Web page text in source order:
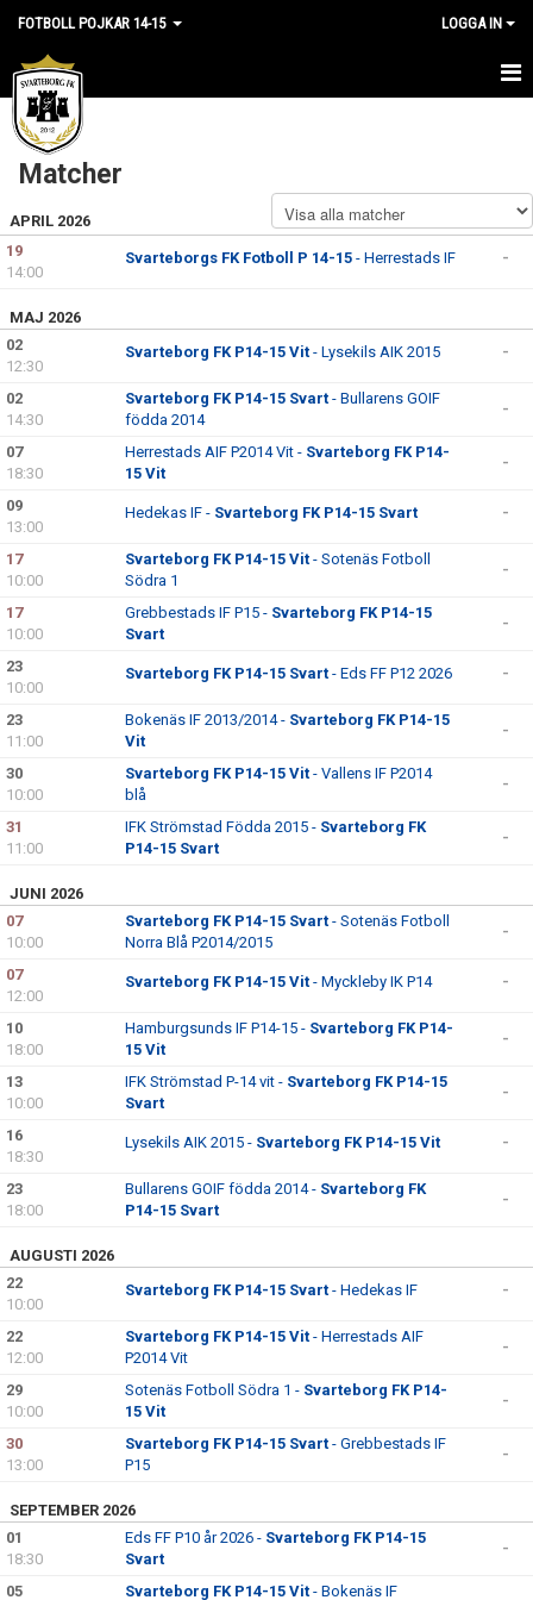
FOTBOLL POJKAR 14-15 LOGGA IN
HEM
NYHETER
KALENDER
MATCHER
TRUPPEN
BILDGALLERI
DOKUMENT
KONTAKT
Matcher
APRIL 2026
19
14:00
Svarteborgs FK Fotboll P 14-15 - Herrestads IF -
MAJ 2026
02
12:30
Svarteborg FK P14-15 Vit - Lysekils AIK 2015 -
02
14:30
Svarteborg FK P14-15 Svart - Bullarens GOIF
födda 2014
-
07
18:30
Herrestads AIF P2014 Vit - Svarteborg FK P14-
15 Vit
-
09
13:00
Hedekas IF - Svarteborg FK P14-15 Svart -
17
10:00
Svarteborg FK P14-15 Vit - Sotenäs Fotboll
Södra 1
-
17
10:00
Grebbestads IF P15 - Svarteborg FK P14-15
Svart
-
23
10:00
Svarteborg FK P14-15 Svart - Eds FF P12 2026 -
23
11:00
Bokenäs IF 2013/2014 - Svarteborg FK P14-15
Vit
-
30
10:00
Svarteborg FK P14-15 Vit - Vallens IF P2014
blå
-
31
11:00
IFK Strömstad Födda 2015 - Svarteborg FK
P14-15 Svart
-
JUNI 2026
07
10:00
Svarteborg FK P14-15 Svart - Sotenäs Fotboll
Norra Blå P2014/2015
-
07
12:00
Svarteborg FK P14-15 Vit - Myckleby IK P14 -
10
18:00
Hamburgsunds IF P14-15 - Svarteborg FK P14-
15 Vit
-
13
10:00
IFK Strömstad P-14 vit - Svarteborg FK P14-15
Svart
-
16
18:30
Lysekils AIK 2015 - Svarteborg FK P14-15 Vit -
23
18:00
Bullarens GOIF födda 2014 - Svarteborg FK
P14-15 Svart
-
AUGUSTI 2026
22
10:00
Svarteborg FK P14-15 Svart - Hedekas IF -
22
12:00
Svarteborg FK P14-15 Vit - Herrestads AIF
P2014 Vit
-
29
10:00
Sotenäs Fotboll Södra 1 - Svarteborg FK P14-
15 Vit
-
30
13:00
Svarteborg FK P14-15 Svart - Grebbestads IF
P15
-
SEPTEMBER 2026
01
18:30
Eds FF P10 år 2026 - Svarteborg FK P14-15
Svart
-
05 Svarteborg FK P14-15 Vit - Bokenäs IF